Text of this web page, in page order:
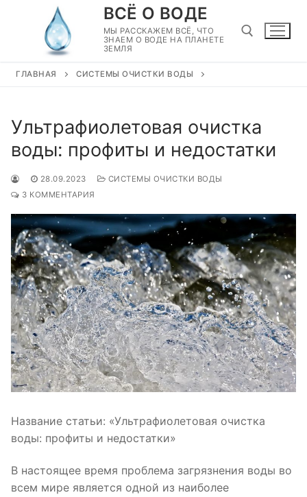
содержимому
ВСЁ О ВОДЕ
МЫ РАССКАЖЕМ ВСЁ, ЧТО
ЗНАЕМ О ВОДЕ НА ПЛАНЕТЕ
ЗЕМЛЯ
ГЛАВНАЯ СИСТЕМЫ ОЧИСТКИ ВОДЫ
Ультрафиолетовая очистка
воды: профиты и недостатки
28.09.2023
СИСТЕМЫ ОЧИСТКИ ВОДЫ
3 КОММЕНТАРИЯ
Название статьи: «Ультрафиолетовая очистка
воды: профиты и недостатки»
В настоящее время проблема загрязнения воды во
всем мире является одной из наиболее